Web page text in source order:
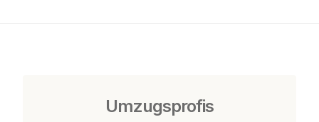
Umzugsprofis